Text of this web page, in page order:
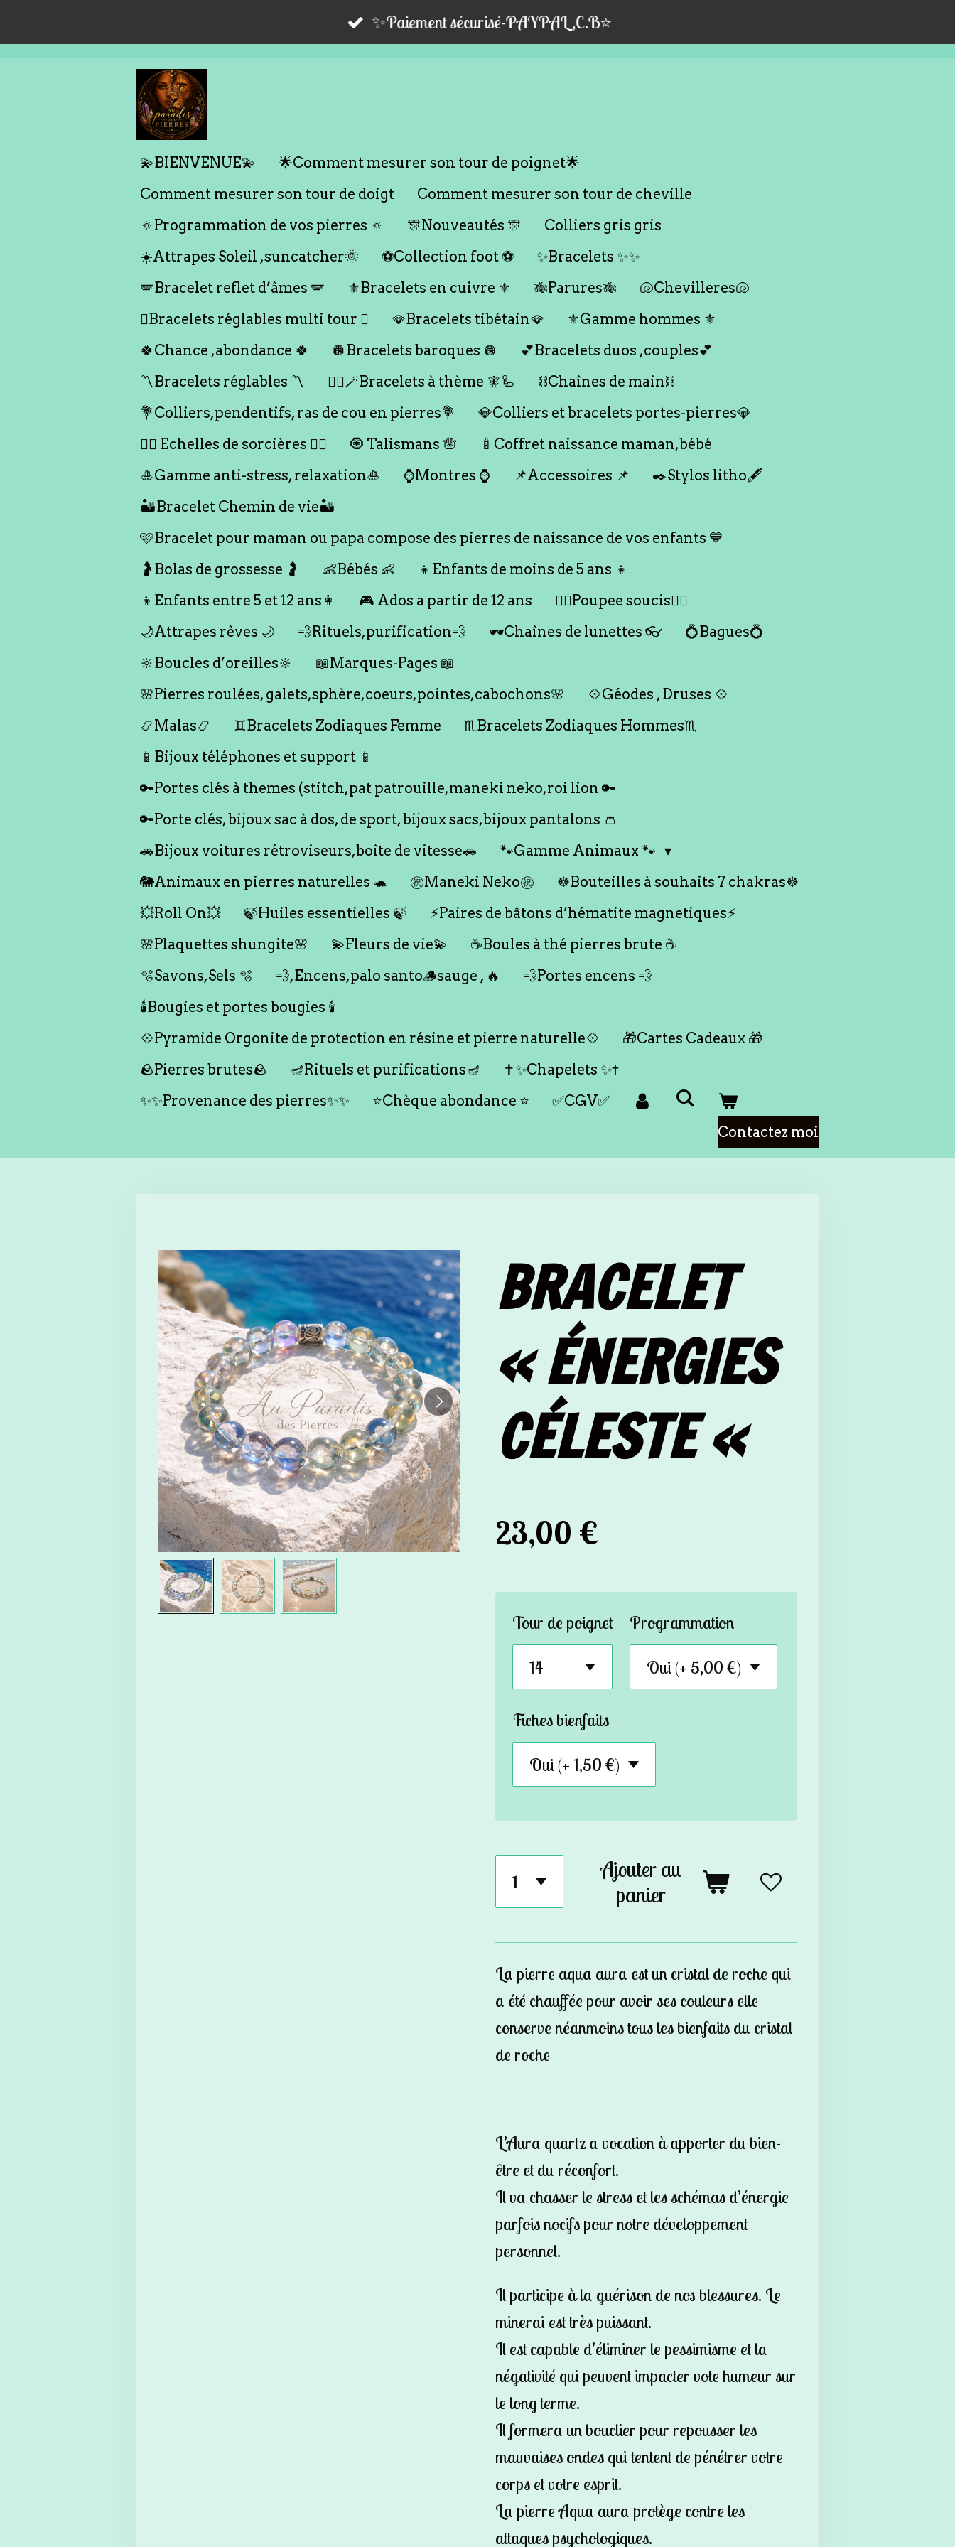
au
✨Paiement sécurisé-PAYPAL,C.B⭐️
💫BIENVENUE💫
🌟Comment mesurer son tour de poignet🌟
Comment mesurer son tour de doigt
Comment mesurer son tour de cheville
🔅Programmation de vos pierres 🔅
🎊Nouveautés 🎊
Colliers gris gris
☀️Attrapes Soleil ,suncatcher🌞
⚽️Collection foot ⚽️
✨Bracelets ✨✨
🪽Bracelet reflet d’âmes 🪽
⚜️Bracelets en cuivre ⚜️ 🎋Parures🎋
🐚Chevilleres🐚
🪎Bracelets réglables multi tour 🪎
🪭Bracelets tibétain🪭
⚜️Gamme hommes ⚜️
🍀Chance ,abondance 🍀
🪩Bracelets baroques 🪩
💕Bracelets duos ,couples💕
〽️Bracelets réglables 〽️
🧞‍♂️🪄Bracelets à thème 🧚🦾
⛓️Chaînes de main⛓️
💐Colliers,pendentifs, ras de cou en pierres💐
💎Colliers et bracelets portes-pierres💎
🧙‍♀️ Echelles de sorcières 🧙‍♀️
🧿 Talismans 🪬
🍼Coffret naissance maman,bébé
🎍Gamme anti-stress, relaxation🎍
⌚️Montres ⌚️ 📌Accessoires 📌
✒️Stylos litho🖋️
🏜️Bracelet Chemin de vie🏜️
🩷Bracelet pour maman ou papa compose des pierres de naissance de vos enfants 💙
🤰Bolas de grossesse 🤰
👶Bébés 👶
👧Enfants de moins de 5 ans 👧
👦Enfants entre 5 et 12 ans👩
🎮 Ados a partir de 12 ans
🙇‍♂️Poupee soucis🙇‍♀️
🌙Attrapes rêves 🌙
💨Rituels,purification💨 🕶️Chaînes de lunettes 👓
💍Bagues💍
🔆Boucles d’oreilles🔆
📖Marques-Pages 📖
🌸Pierres roulées, galets,sphère,coeurs,pointes,cabochons🌸
💠Géodes , Druses 💠
📿Malas📿
♊️Bracelets Zodiaques Femme
♏️Bracelets Zodiaques Hommes♏️
📱Bijoux téléphones et support 📱
🔑Portes clés à themes (stitch,pat patrouille,maneki neko,roi lion 🔑
🔑Porte clés, bijoux sac à dos, de sport, bijoux sacs,bijoux pantalons 👛
🚗Bijoux voitures rétroviseurs,boîte de vitesse🚗
🐾Gamme Animaux 🐾
🐘Animaux en pierres naturelles 🐢
㊗️Maneki Neko㊗️
☸️Bouteilles à souhaits 7 chakras☸️
💥Roll On💥
🍃Huiles essentielles 🍃
⚡️Paires de bâtons d’hématite magnetiques⚡️
🌸Plaquettes shungite🌸
💫Fleurs de vie💫
☕️Boules à thé pierres brute ☕️
🫧Savons,Sels 🫧
💨,Encens,palo santo🪵sauge , 🔥
💨Portes encens 💨
🕯️Bougies et portes bougies 🕯️
💠Pyramide Orgonite de protection en résine et pierre naturelle💠
🎁Cartes Cadeaux 🎁
🪨Pierres brutes🪨
🪔Rituels et purifications🪔
✝️✨Chapelets ✨✝️
✨✨Provenance des pierres✨✨
⭐️Chèque abondance ⭐️
✅CGV✅
Contactez moi
BRACELET
« ÉNERGIES
CÉLESTE «
23,00 €
Tour de poignet Programmation
Fiches bienfaits
Ajouter au
panier
La pierre aqua aura est un cristal de roche qui
a été chauffée pour avoir ses couleurs elle
conserve néanmoins tous les bienfaits du cristal
de roche
L’Aura quartz a vocation à apporter du bien-
être et du réconfort.
Il va chasser le stress et les schémas d’énergie
parfois nocifs pour notre développement
personnel.
Il participe à la guérison de nos blessures. Le
minerai est très puissant.
Il est capable d’éliminer le pessimisme et la
négativité qui peuvent impacter vote humeur sur
le long terme.
Il formera un bouclier pour repousser les
mauvaises ondes qui tentent de pénétrer votre
corps et votre esprit.
La pierre Aqua aura protège contre les
attaques psychologiques.